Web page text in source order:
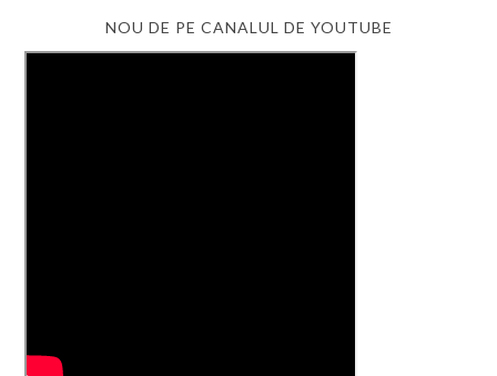
NOU DE PE CANALUL DE YOUTUBE